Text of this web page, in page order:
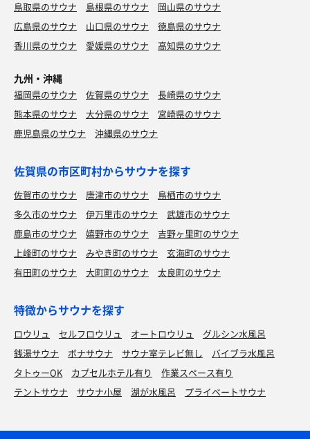
鳥取県のサウナ 島根県のサウナ
岡山県のサウナ
広島県のサウナ
山口県のサウナ
徳島県のサウナ
香川県のサウナ
愛媛県のサウナ 高知県のサウナ
九州・沖縄
福岡県のサウナ 佐賀県のサウナ
長崎県のサウナ
熊本県のサウナ
大分県のサウナ
宮崎県のサウナ
鹿児島県のサウナ
沖縄県のサウナ
佐賀県の市区町村からサウナを探す
佐賀市のサウナ 唐津市のサウナ
鳥栖市のサウナ
多久市のサウナ
伊万里市のサウナ
武雄市のサウナ
鹿島市のサウナ
嬉野市のサウナ
吉野ヶ里町のサウナ
上峰町のサウナ
みやき町のサウナ
玄海町のサウナ
有田町のサウナ
大町町のサウナ 太良町のサウナ
特徴からサウナを探す
ロウリュ セルフロウリュ オートロウリュ
グルシン水風呂
銭湯サウナ
ボナサウナ サウナ室テレビ無し
バイブラ水風呂
タトゥーOK
カプセルホテル有り
作業スペース有り
テントサウナ
サウナ小屋 湖が水風呂 プライベートサウナ